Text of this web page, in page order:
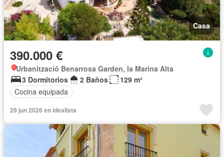
Casa
390.000 €
Urbanització Benarrosa Garden, la Marina Alta
3 Dormitorios
2 Baños
129 m²
Cocina equipada
29 jun 2026 en idealista